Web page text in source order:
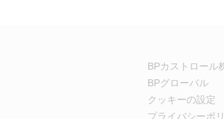
BPカストロール
BPグローバル
クッキーの設定
プライバシーポ